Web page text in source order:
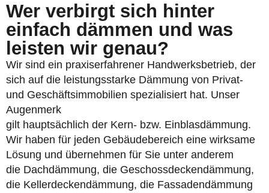
Wer verbirgt sich hinter
einfach dämmen und was
leisten wir genau?
Wir sind ein praxiserfahrener Handwerksbetrieb, der
sich auf die leistungsstarke Dämmung von Privat-
und Geschäftsimmobilien spezialisiert hat. Unser
Augenmerk
gilt hauptsächlich der Kern- bzw. Einblasdämmung.
Wir haben für jeden Gebäudebereich eine wirksame
Lösung und übernehmen für Sie unter anderem
die Dachdämmung, die Geschossdeckendämmung,
die Kellerdeckendämmung, die Fassadendämmung